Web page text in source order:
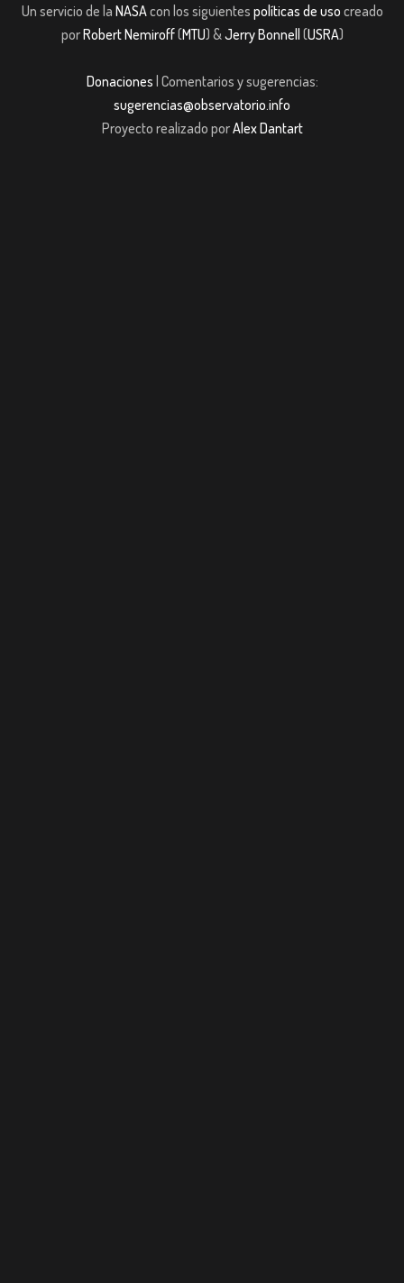
Un servicio de la NASAcon los siguientes políticas de uso creado
porRobert Nemiroff(MTU) &Jerry Bonnell (USRA)
Donaciones | Comentarios y sugerencias:
sugerencias@observatorio.info
Proyecto realizado porAlex Dantart